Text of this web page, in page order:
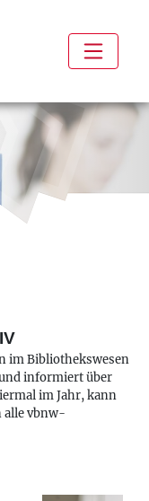
im Bibliothekswesen
informiert über
im Jahr, kann
alle vbnw-